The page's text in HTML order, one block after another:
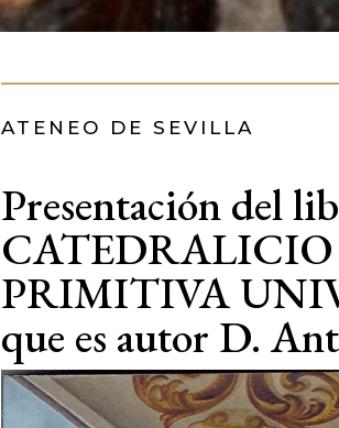
ATENEO DE SEVILLA
Presentación del
CATEDRALICIO
PRIMITIVA
que es autor D.